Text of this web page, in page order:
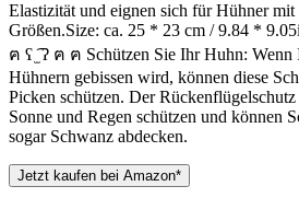
Elastizität und eignen sich für Hühner mit
Größen.Size: ca. 25 * 23 cm / 9.84 *
ฅ ʕ ̫͡ ʔ ฅ ฅ Schützen Sie Ihr Huhn: Wenn
Hühnern gebissen wird, können diese
Picken schützen. Der
Sonne und Regen schützen und können
sogar Schwanz abdecken.
Jetzt kaufen bei Amazon*